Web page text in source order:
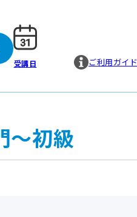
受講日 ご利用ガイド
～初級